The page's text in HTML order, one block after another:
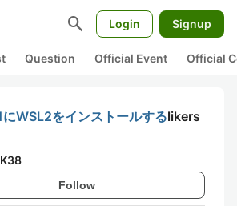
search Login Signup
Question Official Event Official
WSL2をインストールするlikers
Follow